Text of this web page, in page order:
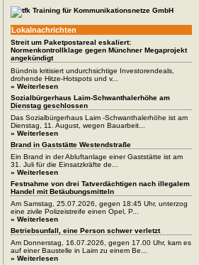
Lokalnachrichten
Streit um Paketpostareal eskaliert:
Normenkontrollklage gegen Münchner Megaprojekt
angekündigt
Bündnis kritisiert undurchsichtige Investorendeals,
drohende Hitze-Hotspots und v...
» Weiterlesen
Sozialbürgerhaus Laim-Schwanthalerhöhe am
Dienstag geschlossen
Das Sozialbürgerhaus Laim -Schwanthalerhöhe ist am
Dienstag, 11. August, wegen Bauarbeit...
» Weiterlesen
Brand in Gaststätte Westendstraße
Ein Brand in der Abluftanlage einer Gaststätte ist am
31. Juli für die Einsatzkräfte de...
» Weiterlesen
Festnahme von drei Tatverdächtigen nach illegalem
Handel mit Betäubungsmitteln
Am Samstag, 25.07.2026, gegen 18:45 Uhr, unterzog
eine zivile Polizeistreife einen Opel, P...
» Weiterlesen
Betriebsunfall, eine Person schwer verletzt
Am Donnerstag, 16.07.2026, gegen 17.00 Uhr, kam es
auf einer Baustelle in Laim zu einem Be...
» Weiterlesen